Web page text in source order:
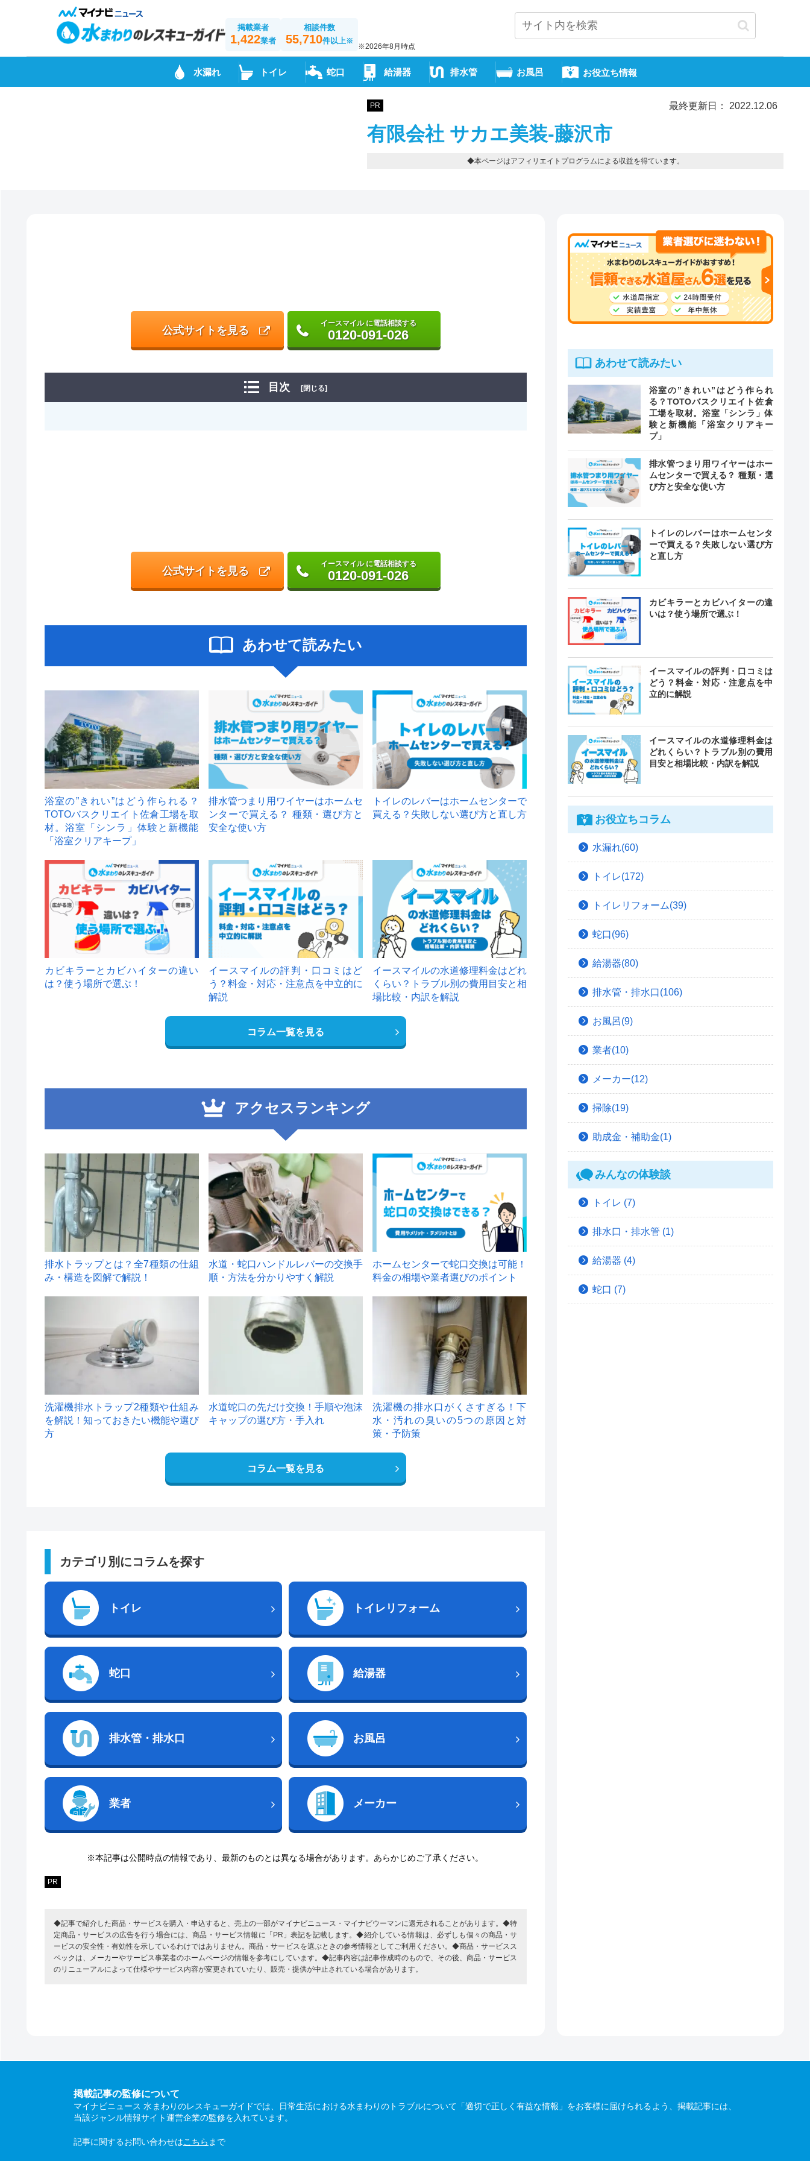
掲載業者
1,422業者
相談件数
55,710件以上※
※2026年8月時点
水漏れ トイレ 蛇口 給湯器 排水管 お風呂 お役立ち情報
PR 最終更新日： 2022.12.06
有限会社 サカエ美装-藤沢市
◆本ページはアフィリエイトプログラムによる収益を得ています。
公式サイトを見る
イースマイル に電話相談する
0120-091-026
目次 [閉じる]
公式サイトを見る
イースマイル に電話相談する
0120-091-026
あわせて読みたい
浴室の”きれい”はどう作られる？
TOTOバスクリエイト佐倉工場を取
材。浴室「シンラ」体験と新機能
「浴室クリアキープ」
排水管つまり用ワイヤーはホームセ
ンターで買える？ 種類・選び方と
安全な使い方
トイレのレバーはホームセンターで
買える？失敗しない選び方と直し方
カビキラーとカビハイターの違い
は？使う場所で選ぶ！
イースマイルの評判・口コミはど
う？料金・対応・注意点を中立的に
解説
イースマイルの水道修理料金はどれ
くらい？トラブル別の費用目安と相
場比較・内訳を解説
コラム一覧を見る
アクセスランキング
1
排水トラップとは？全7種類の仕組
み・構造を図解で解説！
2
水道・蛇口ハンドルレバーの交換手
順・方法を分かりやすく解説
ホームセンターで蛇口交換は可能！
料金の相場や業者選びのポイント
洗濯機排水トラップ2種類や仕組み
を解説！知っておきたい機能や選び
方
水道蛇口の先だけ交換！手順や泡沫
キャップの選び方・手入れ
洗濯機の排水口がくさすぎる！下
水・汚れの臭いの5つの原因と対
策・予防策
コラム一覧を見る
カテゴリ別にコラムを探す
トイレ トイレリフォーム
蛇口 給湯器
排水管・排水口 お風呂
業者 メーカー
※本記事は公開時点の情報であり、最新のものとは異なる場合があります。あらかじめご了承ください。
PR
◆記事で紹介した商品・サービスを購入・申込すると、売上の一部がマイナビニュース・マイナビウーマンに還元されることがあります。◆特
定商品・サービスの広告を行う場合には、商品・サービス情報に「PR」表記を記載します。◆紹介している情報は、必ずしも個々の商品・サ
ービスの安全性・有効性を示しているわけではありません。商品・サービスを選ぶときの参考情報としてご利用ください。◆商品・サービスス
ペックは、メーカーやサービス事業者のホームページの情報を参考にしています。◆記事内容は記事作成時のもので、その後、商品・サービス
のリニューアルによって仕様やサービス内容が変更されていたり、販売・提供が中止されている場合があります。
あわせて読みたい
浴室の”きれい”はどう作られ
る？TOTOバスクリエイト佐倉
工場を取材。浴室「シンラ」体
験と新機能「浴室クリアキー
プ」
排水管つまり用ワイヤーはホー
ムセンターで買える？ 種類・選
び方と安全な使い方
トイレのレバーはホームセンタ
ーで買える？失敗しない選び方
と直し方
カビキラーとカビハイターの違
いは？使う場所で選ぶ！
イースマイルの評判・口コミは
どう？料金・対応・注意点を中
立的に解説
イースマイルの水道修理料金は
どれくらい？トラブル別の費用
目安と相場比較・内訳を解説
お役立ちコラム
水漏れ(60)
トイレ(172)
トイレリフォーム(39)
蛇口(96)
給湯器(80)
排水管・排水口(106)
お風呂(9)
業者(10)
メーカー(12)
掃除(19)
助成金・補助金(1)
みんなの体験談
トイレ (7)
排水口・排水管 (1)
給湯器 (4)
蛇口 (7)
掲載記事の監修について
マイナビニュース 水まわりのレスキューガイドでは、日常生活における水まわりのトラブルについて「適切で正しく有益な情報」をお客様に届けられるよう、掲載記事には、
当該ジャンル情報サイト運営企業の監修を入れています。
記事に関するお問い合わせはこちら まで